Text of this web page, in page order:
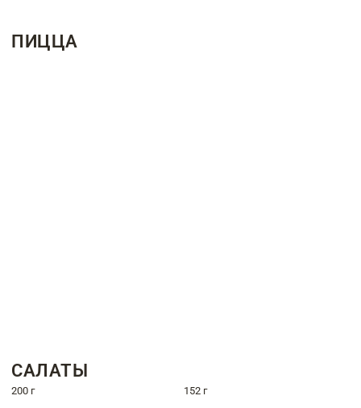
ПИЦЦА
САЛАТЫ
200 г 152 г